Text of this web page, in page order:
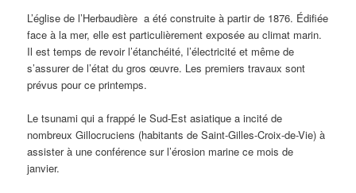
L’église de l’Herbaudière a été construite à partir de 1876. Édifiée
face à la mer, elle est particulièrement exposée au climat marin.
Il est temps de revoir l’étanchéité, l’électricité et même de
s’assurer de l’état du gros œuvre. Les premiers travaux sont
prévus pour ce printemps.
Le tsunami qui a frappé le Sud-Est asiatique a incité de
nombreux Gillocruciens (habitants de Saint-Gilles-Croix-de-Vie) à
assister à une conférence sur l’érosion marine ce mois de
janvier.